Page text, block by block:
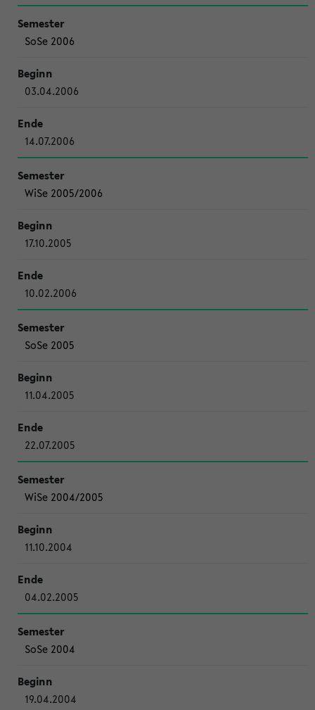
SoSe 2006
03.04.2006
14.07.2006
WiSe 2005/2006
17.10.2005
10.02.2006
SoSe 2005
11.04.2005
22.07.2005
WiSe 2004/2005
11.10.2004
04.02.2005
SoSe 2004
19.04.2004